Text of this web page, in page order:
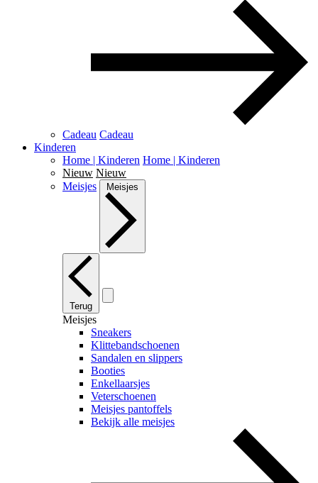
Cadeau Cadeau
Kinderen
Home | Kinderen Home | Kinderen
Nieuw Nieuw
Meisjes
Meisjes
Terug
Meisjes
Sneakers
Klittebandschoenen
Sandalen en slippers
Booties
Enkellaarsjes
Veterschoenen
Meisjes pantoffels
Bekijk alle meisjes